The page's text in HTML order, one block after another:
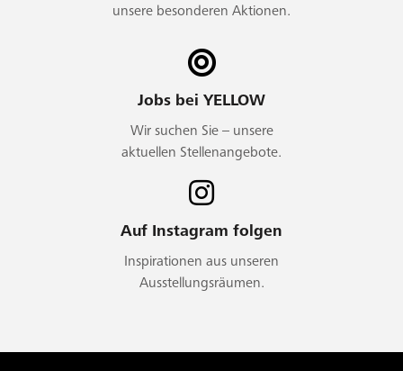
unsere besonderen Aktionen.
Jobs bei YELLOW
Wir suchen Sie – unsere
aktuellen Stellenangebote.
Auf Instagram folgen
Inspirationen aus unseren
Ausstellungsräumen.